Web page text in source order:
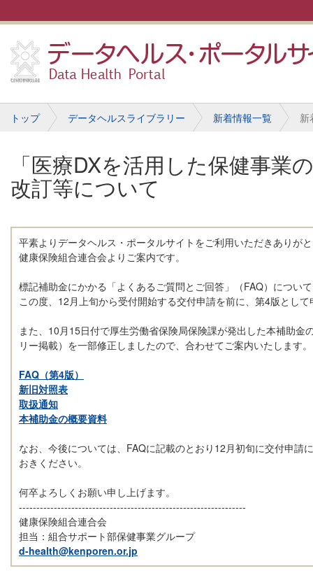
トップ データヘルスライブラリー 新着情報一覧 新
「医療DXを活用した保健事業
改訂等について
平素よりデータヘルス・ポータルサイトをご利用いただきありが
健康保険組合連合会よりご案内です。
標記補助金にかかる「よくあるご質問とご回答」（FAQ）につい
この度、12月上旬から受付開始する交付申請を前に、第4版とし
また、10月15日付で厚生労働省保険局保険課が発出した本補助
リー掲載）を一部修正しましたので、合わせてご案内いたします。
FAQ（第4版）
新旧対照表
取扱通知
本補助金の概要資料
なお、今後については、FAQに記載のとおり12月初旬に交付申
おきください。
何卒よろしくお願い申し上げます。
-----------------------------------------------------------------
健康保険組合連合会
担当：組合サポート部保健事業グループ
d-health@kenporen.or.jp